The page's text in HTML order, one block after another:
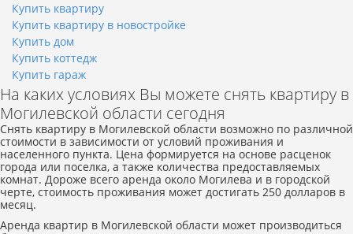
Купить квартиру
Купить квартиру в новостройке
Купить дом
Купить коттедж
Купить гараж
На каких условиях Вы можете снять квартиру в
Могилевской области сегодня
Снять квартиру в Могилевской области возможно по различной
стоимости в зависимости от условий проживания и
населенного пункта. Цена формируется на основе расценок
города или поселка, а также количества предоставляемых
комнат. Дороже всего аренда около Могилева и в городской
черте, стоимость проживания может достигать 250 долларов в
месяц.
Аренда квартир в Могилевской области может производиться